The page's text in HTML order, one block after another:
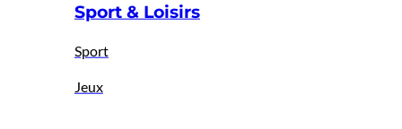
Sport & Loisirs
Sport
Jeux